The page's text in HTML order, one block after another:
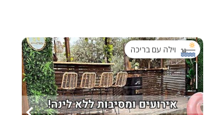
וילה עם בריכה